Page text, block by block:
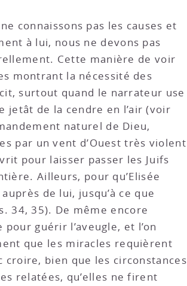
connaissons pas les causes et
à lui, nous ne devons pas
Cette manière de voir
montrant la nécessité des
surtout quand le narrateur use
jetât de la cendre en l’air (voir
naturel de Dieu,
par un vent d’Ouest très violent
pour laisser passer les Juifs
Ailleurs, pour qu’Elisée
de lui, jusqu’à ce que
34, 35). De même encore
guérir l’aveugle, et l’on
que les miracles requièrent
bien que les circonstances
relatées, qu’elles ne firent